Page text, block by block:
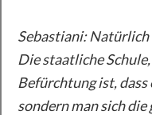
Sebastiani: Natürlich
Die staatliche
Befürchtung ist,
sondern man sich